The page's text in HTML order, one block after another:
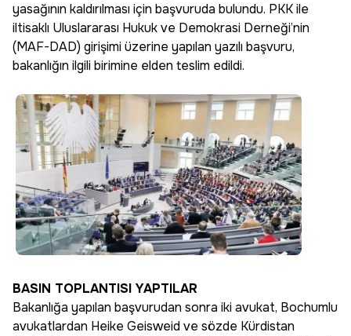
yasağının kaldırılması için başvuruda bulundu. PKK ile
iltisaklı Uluslararası Hukuk ve Demokrasi Derneği’nin
(MAF-DAD) girişimi üzerine yapılan yazılı başvuru,
bakanlığın ilgili birimine elden teslim edildi.
BASIN TOPLANTISI YAPTILAR
Bakanlığa yapılan başvurudan sonra iki avukat, Bochumlu
avukatlardan Heike Geisweid ve sözde Kürdistan